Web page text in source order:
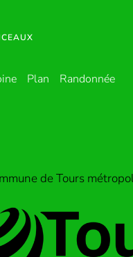
Plan Randonnée
de Tours